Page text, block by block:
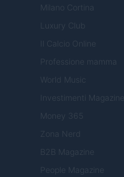
Milano Cortina
Luxury Club
Il Calcio Online
Professione mamma
World Music
Investimenti Magazine
Money 365
Zona Nerd
B2B Magazine
People Magazine